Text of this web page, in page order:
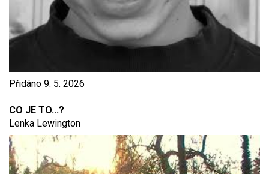
Přidáno 9. 5. 2026
CO JE TO...?
Lenka Lewington